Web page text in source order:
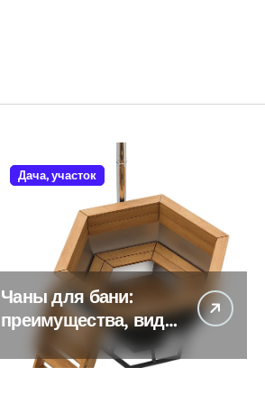
Дача, участок
Чаны для бани:
преимущества, виды
и особенности
использования